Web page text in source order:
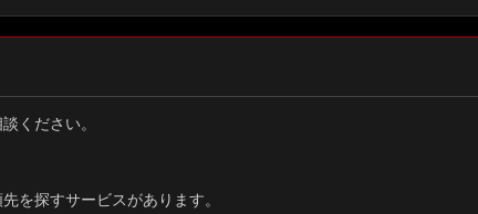
ください。
を探すサービスがあります。